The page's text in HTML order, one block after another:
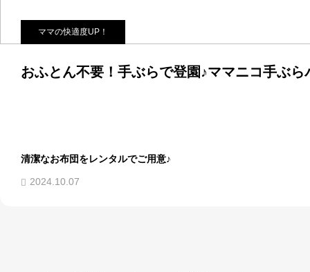
ママの快適度UP！
おふとん不要！手ぶらで登園♪ママニコ手ぶ
清潔なお布団をレンタルでご用意♪
2024.10.07